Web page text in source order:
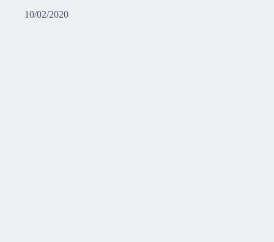
10/02/2020